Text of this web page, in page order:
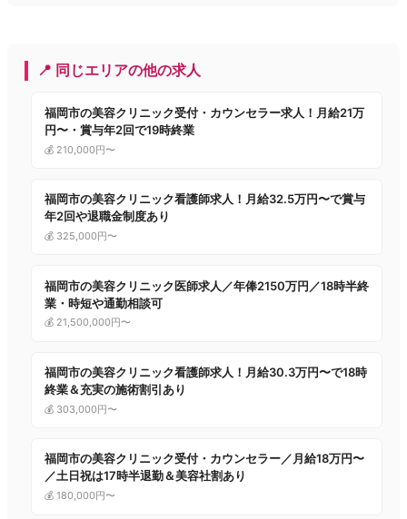
📍 同じエリアの他の求人
福岡市の美容クリニック受付・カウンセラー求人！月給21万
円〜・賞与年2回で19時終業
💰 210,000円〜
福岡市の美容クリニック看護師求人！月給32.5万円〜で賞与
年2回や退職金制度あり
💰 325,000円〜
福岡市の美容クリニック医師求人／年俸2150万円／18時半終
業・時短や通勤相談可
💰 21,500,000円〜
福岡市の美容クリニック看護師求人！月給30.3万円〜で18時
終業＆充実の施術割引あり
💰 303,000円〜
福岡市の美容クリニック受付・カウンセラー／月給18万円〜
／土日祝は17時半退勤＆美容社割あり
💰 180,000円〜